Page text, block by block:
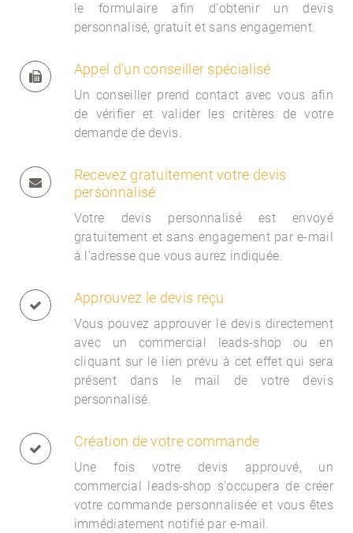
le formulaire afin d'obtenir un devis
personnalisé, gratuit et sans engagement.
Appel d'un conseiller spécialisé
Un conseiller prend contact avec vous afin
de vérifier et valider les critères de votre
demande de devis.
Recevez gratuitement votre devis
personnalisé
Votre devis personnalisé est envoyé
gratuitement et sans engagement par e-mail
à l'adresse que vous aurez indiquée.
Approuvez le devis reçu
Vous pouvez approuver le devis directement
avec un commercial leads-shop ou en
cliquant sur le lien prévu à cet effet qui sera
présent dans le mail de votre devis
personnalisé.
Création de votre commande
Une fois votre devis approuvé, un
commercial leads-shop s'occupera de créer
votre commande personnalisée et vous êtes
immédiatement notifié par e-mail.